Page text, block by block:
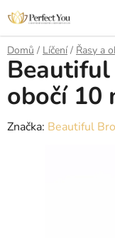
Přejít
na
obsah
Domů / Líčení / Řasy a
obočí 10
Značka: Beautiful